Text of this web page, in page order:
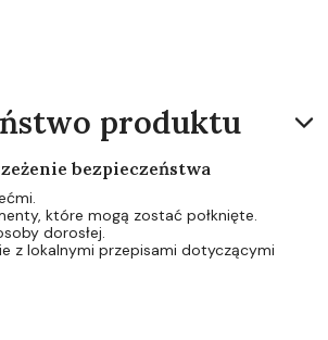
produktu
bezpieczeństwa
które mogą zostać połknięte.
dorosłej.
z lokalnymi przepisami dotyczącymi